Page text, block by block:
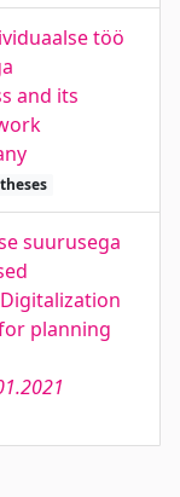
töö
and its
suurusega
planning